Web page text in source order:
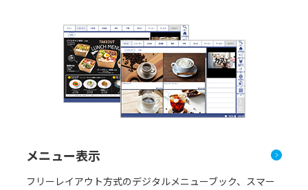
メニュー表示
フリーレイアウト方式のデジタルメニューブック、スマー